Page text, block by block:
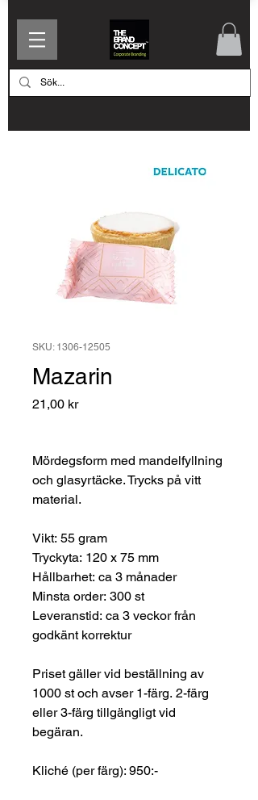
SKU: 1306-12505
Mazarin
21,00 krPris
Mördegsform med mandelfyllning
och glasyrtäcke. Trycks på vitt
material.
Vikt: 55 gram
Tryckyta: 120 x 75 mm
Hållbarhet: ca 3 månader
Minsta order: 300 st
Leveranstid: ca 3 veckor från
godkänt korrektur
Priset gäller vid beställning av
1000 st och avser 1-färg. 2-färg
eller 3-färg tillgängligt vid
begäran.
Kliché (per färg): 950:-